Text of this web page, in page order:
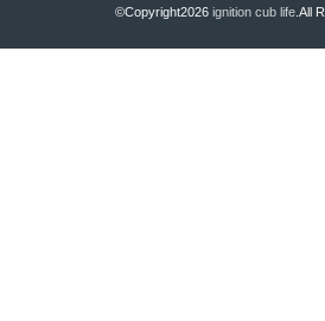
©Copyright2026 ignition cub life.All